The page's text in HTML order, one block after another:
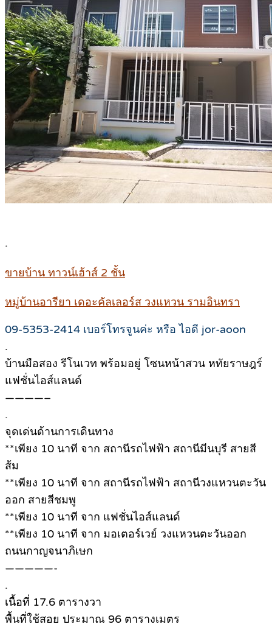
.
ขายบ้าน ทาวน์เฮ้าส์ 2 ชั้น
หมู่บ้านอารียา เดอะคัลเลอร์ส วงแหวน รามอินทรา
09-5353-2414 เบอร์โทรจูนค่ะ หรือ ไอดี jor-aoon
.
บ้านมือสอง รีโนเวท พร้อมอยู่ โซนหน้าสวน หทัยราษฎร์
แฟชั่นไอส์แลนด์
————–
.
จุดเด่นด้านการเดินทาง
**เพียง 10 นาที จาก สถานีรถไฟฟ้า สถานีมีนบุรี สายสี
ส้ม
**เพียง 10 นาที จาก สถานีรถไฟฟ้า สถานีวงแหวนตะวัน
ออก สายสีชมพู
**เพียง 10 นาที จาก แฟชั่นไอส์แลนด์
**เพียง 10 นาที จาก มอเตอร์เวย์ วงแหวนตะวันออก
ถนนกาญจนาภิเษก
—————-
.
เนื้อที่ 17.6 ตารางวา
พื้นที่ใช้สอย ประมาณ 96 ตารางเมตร